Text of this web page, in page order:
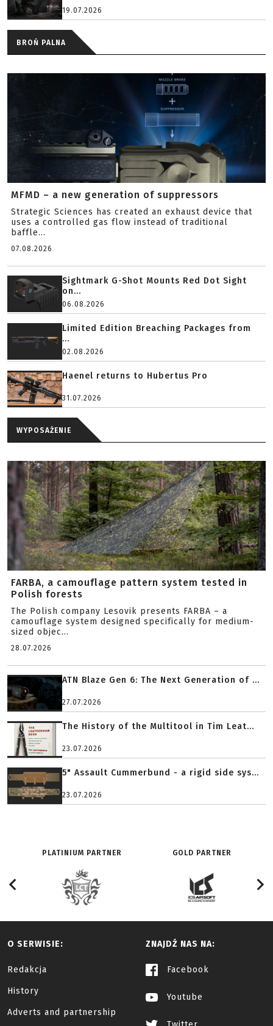
19.07.2026
BROŃ PALNA
MFMD – a new generation of suppressors
Strategic Sciences has created an exhaust device that
uses a controlled gas flow instead of traditional
baffle...
07.08.2026
Sightmark G-Shot Mounts Red Dot Sight
on...
06.08.2026
Limited Edition Breaching Packages from
...
02.08.2026
Haenel returns to Hubertus Pro
31.07.2026
WYPOSAŻENIE
FARBA, a camouflage pattern system tested in
Polish forests
The Polish company Lesovik presents FARBA – a
camouflage system designed specifically for medium-
sized objec...
28.07.2026
ATN Blaze Gen 6: The Next Generation of ...
27.07.2026
The History of the Multitool in Tim Leat...
23.07.2026
5" Assault Cummerbund - a rigid side sys...
23.07.2026
PLATINIUM PARTNER GOLD PARTNER
O SERWISIE:
Redakcja
History
Adverts and partnership
ZNAJDŹ NAS NA:
Facebook
Youtube